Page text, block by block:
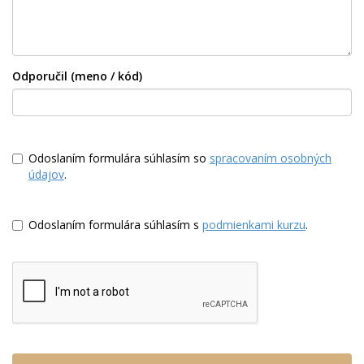
Odporučil (meno / kód)
Odoslaním formulára súhlasím so spracovaním osobných
údajov.
Odoslaním formulára súhlasím s podmienkami kurzu.